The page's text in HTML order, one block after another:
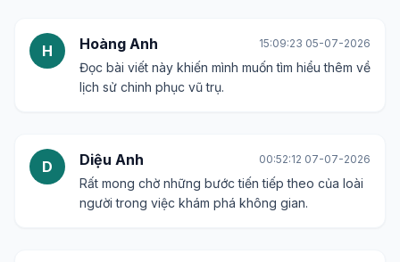
H Hoàng Anh 15:09:23 05-07-2026
Đọc bài viết này khiến mình muốn tìm hiểu thêm về
lịch sử chinh phục vũ trụ.
D Diệu Anh 00:52:12 07-07-2026
Rất mong chờ những bước tiến tiếp theo của loài
người trong việc khám phá không gian.